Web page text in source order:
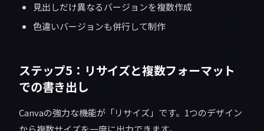
見出しだけ異なるバージョンを複数作成
色違いバージョンも併行して制作
ステップ5：リサイズと複数フォーマット
での書き出し
Canvaの強力な機能が「リサイズ」です。1つのデザイン